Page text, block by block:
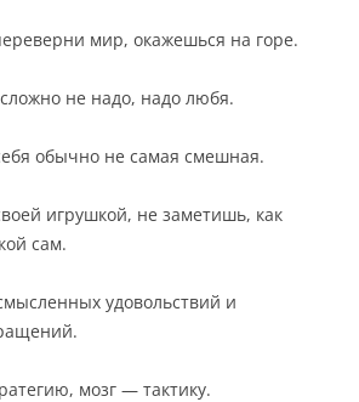
мир, окажешься на горе.
не надо, надо любя.
обычно не самая смешная.
игрушкой, не заметишь, как
сам.
удовольствий и
мозг — тактику.